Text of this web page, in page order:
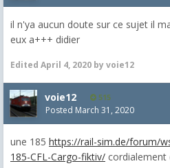
il n'ya aucun doute sur ce sujet il
eux a+++ didier
Edited April 4, 2020 by voie12
voie12 515
Posted March 31, 2020
une 185 https://rail-sim.de/forum/
185-CFL-Cargo-fiktiv/ cordialement